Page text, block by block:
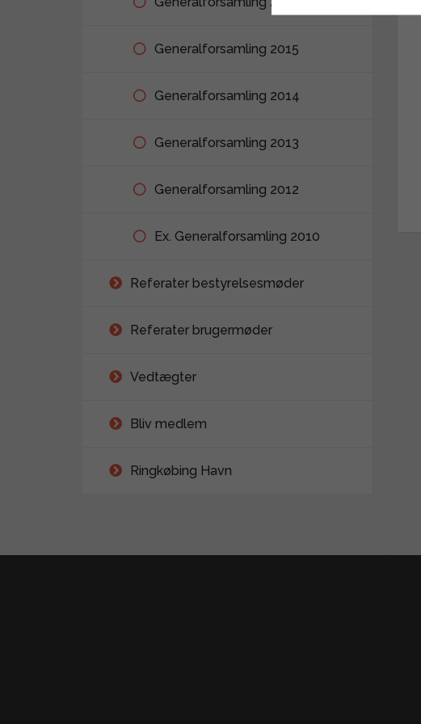
Generalforsamling 2015
Generalforsamling 2014
Generalforsamling 2013
Generalforsamling 2012
Ex. Generalforsamling 2010
Referater bestyrelsesmøder
Referater brugermøder
Vedtægter
Bliv medlem
Ringkøbing Havn